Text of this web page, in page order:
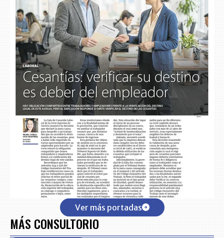
Ver más portadas
MÁS CONSULTORIO